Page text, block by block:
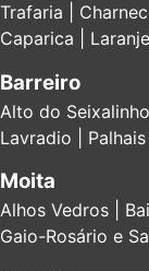
Trafaria |
Caparica |
Barreiro
Alto do
Lavradio |
Moita
Alhos Vedros |
Gaio-Rosário e